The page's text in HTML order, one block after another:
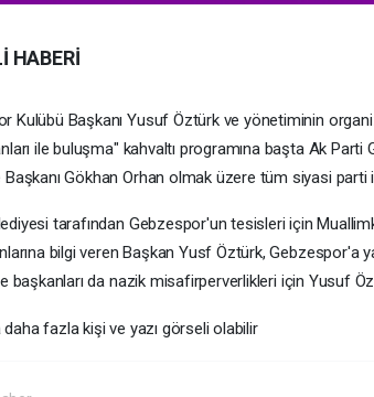
HABERİ
Kulübü Başkanı Yusuf Öztürk ve yönetiminin
ile buluşma" kahvaltı programına başta Ak Parti
Gökhan Orhan olmak üzere tüm siyasi parti
tarafından Gebzespor'un tesisleri için
bilgi veren Başkan Yusf Öztürk, Gebzespor'a
başkanları da nazik misafirperverlikleri için Yusuf